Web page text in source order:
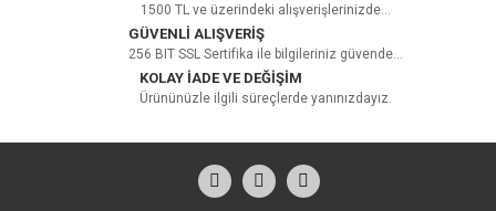
1500 TL ve üzerindeki alışverişlerinizde...
GÜVENLİ ALIŞVERİŞ
256 BIT SSL Sertifika ile bilgileriniz güvende...
KOLAY İADE VE DEĞİŞİM
Ürününüzle ilgili süreçlerde yanınızdayız.